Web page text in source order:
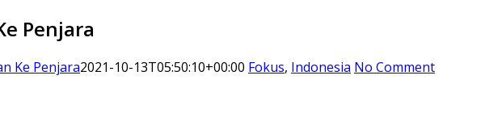
Penjara
Ke Penjara2021-10-13T05:50:10+00:00 Fokus, Indonesia No Comment